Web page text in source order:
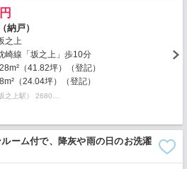
納戸）
之上
崎線「坂之上」歩10分
（41.82坪）（登記）
（24.04坪）（登記）
之上駅） 2680…
ーム付で、降灰や雨の日のお洗濯